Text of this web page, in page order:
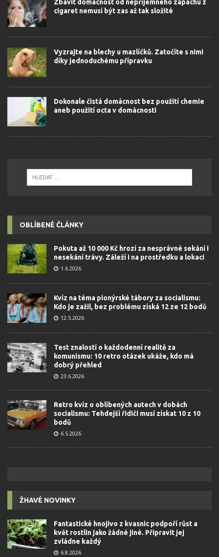
Zbavit domácnost od nepříjemného zápachu z
cigaret nemusí být zas až tak složité
Vyzrajte na blechy u mazlíčků. Zatočíte s nimi
díky jednoduchému přípravku
Dokonale čistá domácnost bez použití chemie
aneb použití octa v domácnosti
OBLÍBENÉ ČLÁNKY
Pokuta až 10 000 Kč hrozí za nesprávné sekání i
nesekání trávy. Záleží i na prostředku a lokaci
1.6.2026
Kvíz na téma pionýrské tábory za socialismu:
Kdo je zažil, bez problému získá 12 ze 12 bodů
12.5.2026
Test znalostí o každodenní realitě za
komunismu: 10 retro otázek ukáže, kdo má
dobrý přehled
23.6.2026
Retro kvíz o oblíbených autech v dobách
socialismu: Tehdejší řidiči musí získat 10 z 10
bodů
6.5.2026
ŽHAVÉ NOVINKY
Fantastické hnojivo z kvasnic podpoří růst a
květ rostlin jako žádné jiné. Připravit jej
zvládne každý
6.8.2026